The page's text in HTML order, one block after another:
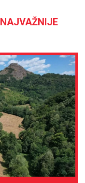
NAJVAŽNIJE